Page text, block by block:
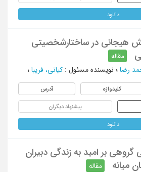
دانلود
هیجانی در ساختارشخصیتی
مقاله
رضا ؛ نویسنده مسئول : کیانی، فریبا ؛
کلیدواژه آدرس
پیشنهاد دیگران
دانلود
گروهی بر امید به زندگی دبیران
میانه
مقاله